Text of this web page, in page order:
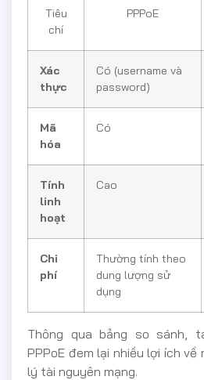
Tiêu
chí
PPPoE
Xác
thực
Có (username và
password)
Mã
hóa
Có
Tính
linh
hoạt
Cao
Chi
phí
Thường tính theo
dung lượng sử
dụng
Thông qua bảng so sánh,
PPPoE đem lại nhiều lợi ích
lý tài nguyên mạng.